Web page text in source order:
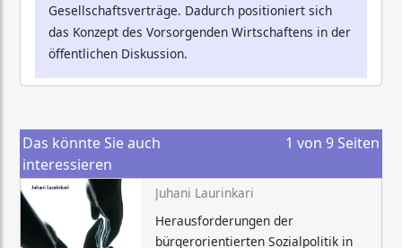
Gesellschaftsverträge. Dadurch positioniert sich
das Konzept des Vorsorgenden Wirtschaftens in der
öffentlichen Diskussion.
Das könnte Sie auch
interessieren
1 von 9 Seiten
Juhani Laurinkari
Herausforderungen der
bürgerorientierten Sozialpolitik in